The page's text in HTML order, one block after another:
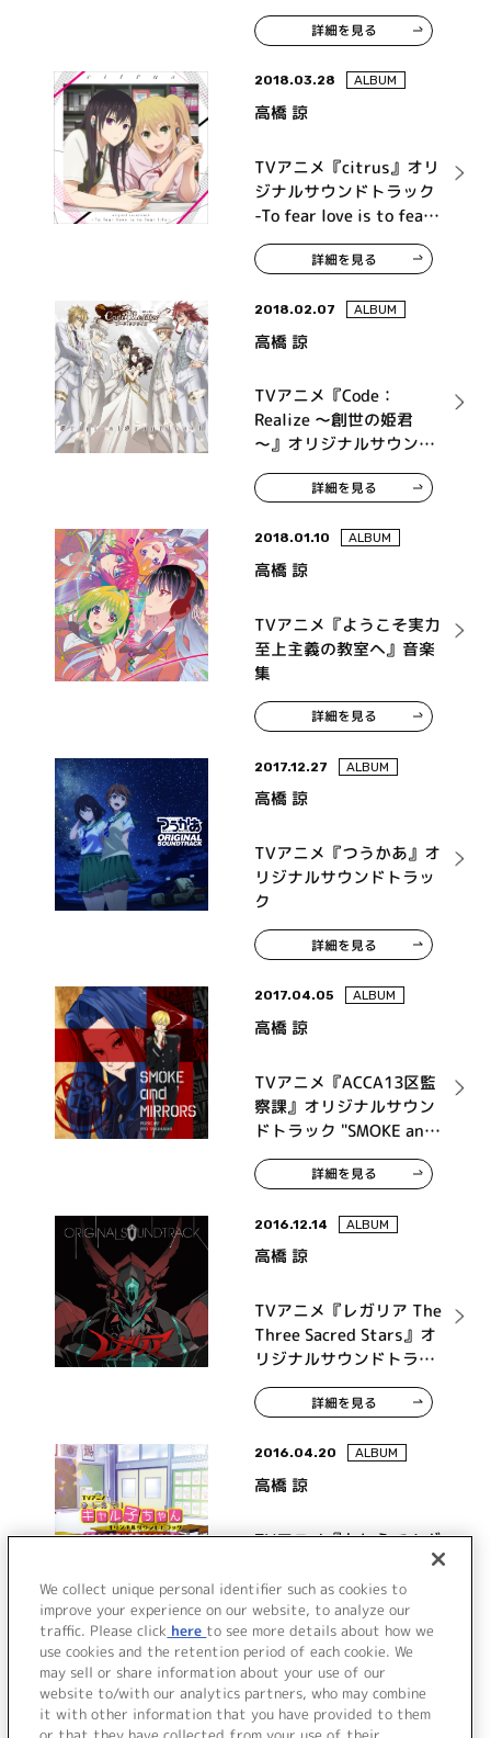
詳細を見る
2018.03.28 ALBUM
高橋 諒
TVアニメ『citrus』オリ
ジナルサウンドトラック
-To fear love is to fear
life-
詳細を見る
2018.02.07 ALBUM
高橋 諒
TVアニメ『Code：
Realize ～創世の姫君
～』オリジナルサウンド
トラック
詳細を見る
2018.01.10 ALBUM
高橋 諒
TVアニメ『ようこそ実力
至上主義の教室へ』音楽
集
詳細を見る
2017.12.27 ALBUM
高橋 諒
TVアニメ『つうかあ』オ
リジナルサウンドトラッ
ク
詳細を見る
2017.04.05 ALBUM
高橋 諒
TVアニメ『ACCA13区監
察課』オリジナルサウン
ドトラック "SMOKE and
MIRRORS"
詳細を見る
2016.12.14 ALBUM
高橋 諒
TVアニメ『レガリア The
Three Sacred Stars』オ
リジナルサウンドトラッ
ク
詳細を見る
2016.04.20 ALBUM
高橋 諒
TVアニメ『おしえて！ギ
ャル子ちゃん』オリジナ
ルサウンドトラック なん
で音楽は素敵なんです
か？
詳細を見る
We collect unique personal identifier such as cookies to
improve your experience on our website, to analyze our
traffic. Please click here to see more details about how we
use cookies and the retention period of each cookie. We
may sell or share information about your use of our
website to/with our analytics partners, who may combine
it with other information that you have provided to them